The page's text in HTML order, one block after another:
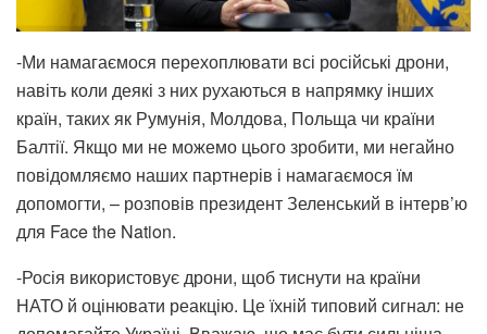
-Ми намагаємося перехоплювати всі російські дрони,
навіть коли деякі з них рухаються в напрямку інших
країн, таких як Румунія, Молдова, Польща чи країни
Балтії. Якщо ми не можемо цього зробити, ми негайно
повідомляємо наших партнерів і намагаємося їм
допомогти, – розповів президент Зеленський в інтерв’ю
для Face the Nation.
-Росія використовує дрони, щоб тиснути на країни
НАТО й оцінювати реакцію. Це їхній типовий сигнал: не